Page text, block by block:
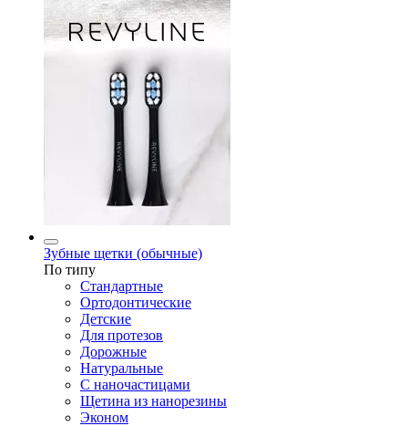
Зубные щетки (обычные)
По типу
Стандартные
Ортодонтические
Детские
Для протезов
Дорожные
Натуральные
С наночастицами
Щетина из нанорезины
Эконом